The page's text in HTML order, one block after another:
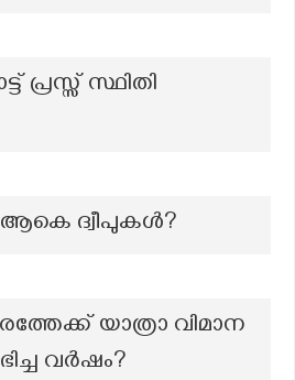
പ്രസ്സ് സ്ഥിതി
ആകെ ദ്വീപുകള്‍?
യാത്രാ വിമാന
വർഷം?